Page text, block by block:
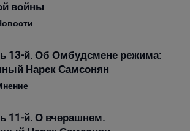
войны
13-й. Об Омбудсмене режима:
Нарек Самсонян
11-й. О вчерашнем.